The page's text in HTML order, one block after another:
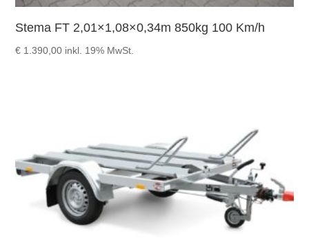
Stema FT 2,01×1,08×0,34m 850kg 100 Km/h
€ 1.390,00 inkl. 19% MwSt.